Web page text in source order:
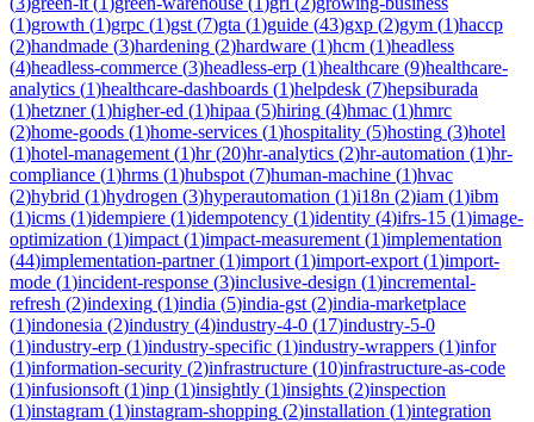
(1)growth (1)grpc (1)gst (7)gta (1)guide (43)gxp (2)gym (1)haccp
(2)handmade (3)hardening (2)hardware (1)hcm (1)headless
(4)headless-commerce (3)headless-erp (1)healthcare (9)healthcare-
analytics (1)healthcare-dashboards (1)helpdesk (7)hepsiburada
(1)hetzner(1)higher-ed (1)hipaa (5)hiring (4)hmac (1)hmrc
(2)home-goods (1)home-services (1)hospitality (5)hosting (3)hotel
(1)hotel-management (1)hr(20)hr-analytics (2)hr-automation (1)hr-
compliance (1)hrms (1)hubspot (7)human-machine (1)hvac
(2)hybrid (1)hydrogen (3)hyperautomation (1)i18n (2)iam (1)ibm
(1)icms (1)idempiere (1)idempotency (1)identity (4)ifrs-15 (1)image-
optimization (1)impact (1)impact-measurement (1)implementation
(44)implementation-partner(1)import (1)import-export (1)import-
mode (1)incident-response (3)inclusive-design (1)incremental-
refresh (2)indexing (1)india (5)india-gst (2)india-marketplace
(1)indonesia (2)industry (4)industry-4-0 (17)industry-5-0
(1)industry-erp (1)industry-specific (1)industry-wrappers (1)infor
(1)information-security (2)infrastructure (10)infrastructure-as-code
(1)infusionsoft (1)inp (1)insightly (1)insights (2)inspection
(1)instagram (1)instagram-shopping (2)installation (1)integration